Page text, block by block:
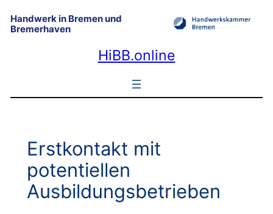
Zum
Inhalt
Handwerk in Bremen und
Bremerhaven
HiBB.online
Erstkontakt mit
potentiellen
Ausbildungsbetrieben